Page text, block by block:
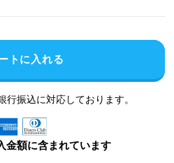
トに入れる
振込に対応しております。
金額に含まれています